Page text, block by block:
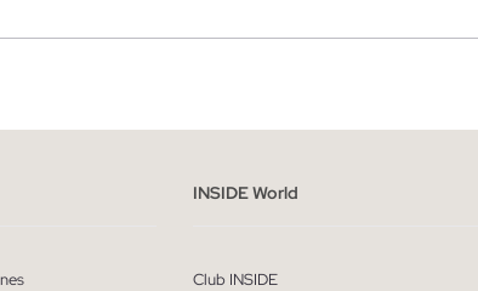
INSIDE World
Club INSIDE